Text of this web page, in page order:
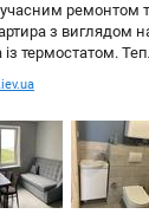
ремонтом
з
термостатом.
вже
—
u2028На
поштомат «Нової